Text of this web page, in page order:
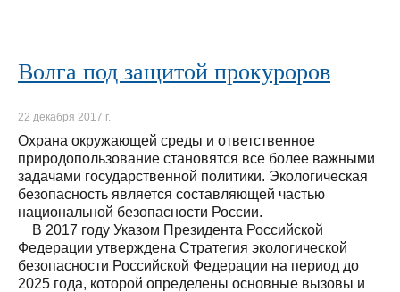
Волга под защитой прокуроров
22 декабря 2017 г.
Охрана окружающей среды и ответственное
природопользование становятся все более важными
задачами государственной политики. Экологическая
безопасность является составляющей частью
национальной безопасности России.
В 2017 году Указом Президента Российской
Федерации утверждена Стратегия экологической
безопасности Российской Федерации на период до
2025 года, которой определены основные вызовы и